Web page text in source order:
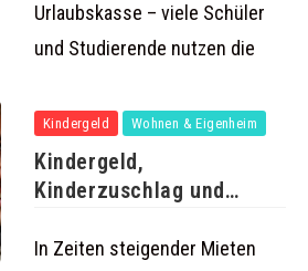
Urlaubskasse – viele Schüler
und Studierende nutzen die
Kindergeld Wohnen & Eigenheim
Kindergeld,
Kinderzuschlag und
Familien
In Zeiten steigender Mieten